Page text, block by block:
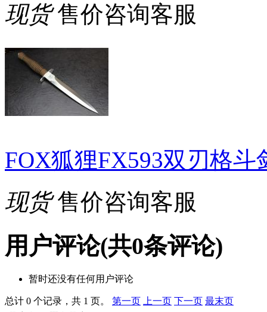
现货 售价咨询客服
FOX狐狸FX593双刃格斗
现货 售价咨询客服
用户评论(共0条评论)
暂时还没有任何用户评论
总计 0 个记录，共 1 页。 第一页 上一页 下一页 最末页